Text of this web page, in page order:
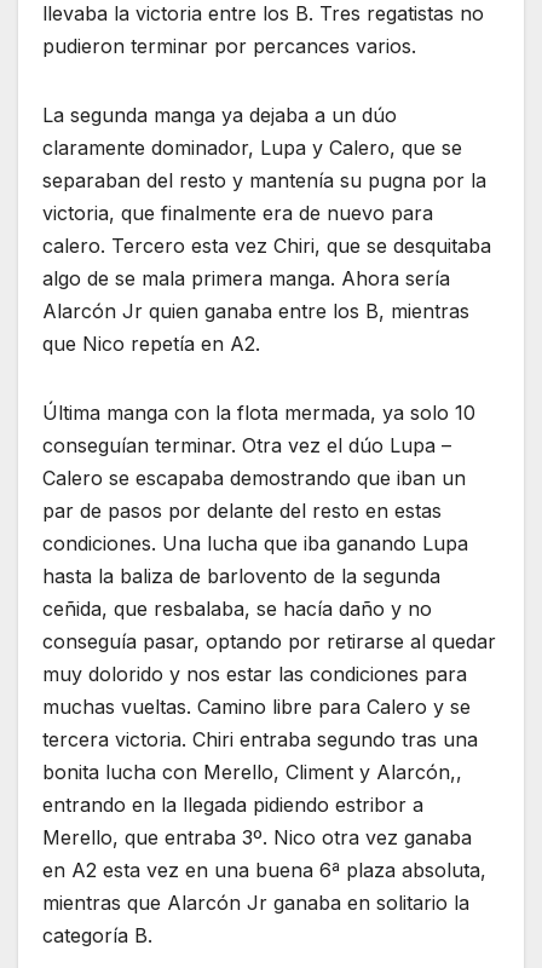
llevaba la victoria entre los B. Tres regatistas no
pudieron terminar por percances varios.
La segunda manga ya dejaba a un dúo
claramente dominador, Lupa y Calero, que se
separaban del resto y mantenía su pugna por la
victoria, que finalmente era de nuevo para
calero. Tercero esta vez Chiri, que se desquitaba
algo de se mala primera manga. Ahora sería
Alarcón Jr quien ganaba entre los B, mientras
que Nico repetía en A2.
Última manga con la flota mermada, ya solo 10
conseguían terminar. Otra vez el dúo Lupa –
Calero se escapaba demostrando que iban un
par de pasos por delante del resto en estas
condiciones. Una lucha que iba ganando Lupa
hasta la baliza de barlovento de la segunda
ceñida, que resbalaba, se hacía daño y no
conseguía pasar, optando por retirarse al quedar
muy dolorido y nos estar las condiciones para
muchas vueltas. Camino libre para Calero y se
tercera victoria. Chiri entraba segundo tras una
bonita lucha con Merello, Climent y Alarcón,,
entrando en la llegada pidiendo estribor a
Merello, que entraba 3º. Nico otra vez ganaba
en A2 esta vez en una buena 6ª plaza absoluta,
mientras que Alarcón Jr ganaba en solitario la
categoría B.